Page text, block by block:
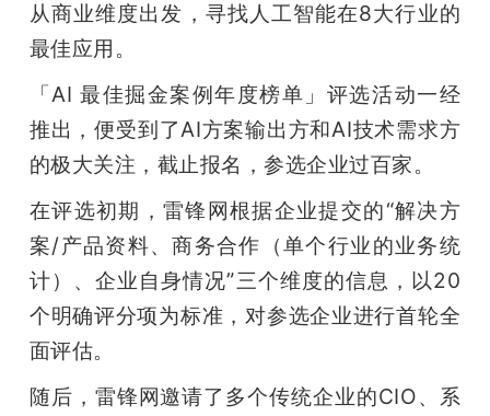
动
中
GAIR
专
从商业维度出发，寻找人工智能在8大行业的
最佳应用。
「AI 最佳掘金案例年度榜单」评选活动一经
推出，便受到了AI方案输出方和AI技术需求方
的极大关注，截止报名，参选企业过百家。
在评选初期，雷锋网根据企业提交的“解决方
案/产品资料、商务合作（单个行业的业务统
计）、企业自身情况”三个维度的信息，以20
个明确评分项为标准，对参选企业进行首轮全
面评估。
随后，雷锋网邀请了多个传统企业的CIO、系